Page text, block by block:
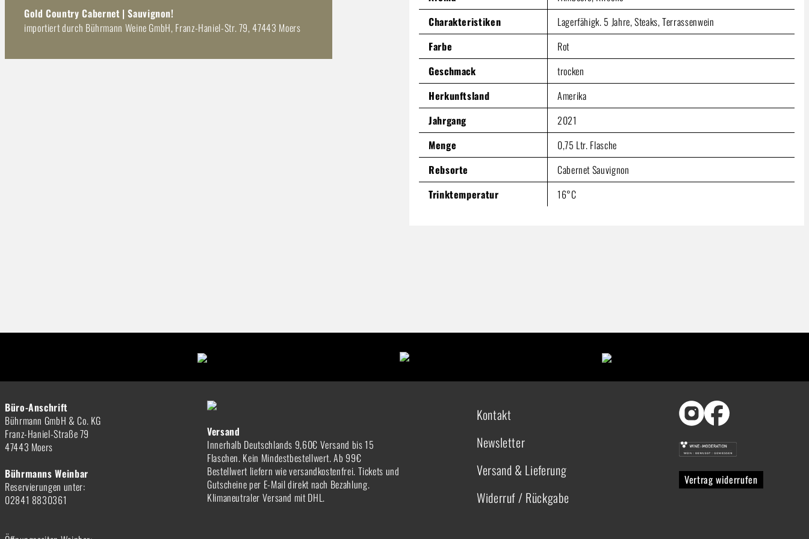
Gold Country Cabernet | Sauvignon!
importiert durch Bührmann Weine GmbH, Franz-Haniel-Str. 79, 47443 Moers
Charakteristiken
Lagerfähigk. 5 Jahre, Steaks, Terrassenwein
Farbe
Rot
Geschmack
trocken
Herkunftsland
Amerika
Jahrgang
2021
Menge
0,75 Ltr. Flasche
Rebsorte
Cabernet Sauvignon
Trinktemperatur
16°C
Büro-Anschrift
Bührmann GmbH & Co. KG
Franz-Haniel-Straße 79
47443 Moers
Bührmanns Weinbar
Reservierungen unter:
02841 8830361
Versand
Innerhalb Deutschlands 9,60€ Versand bis 15
Flaschen. Kein Mindestbestellwert. Ab 99€
Bestellwert liefern wie versandkostenfrei. Tickets und
Gutscheine per E-Mail direkt nach Bezahlung.
Klimaneutraler Versand mit DHL.
Kontakt
Newsletter
Versand & Lieferung
Widerruf / Rückgabe
Vertrag widerrufen